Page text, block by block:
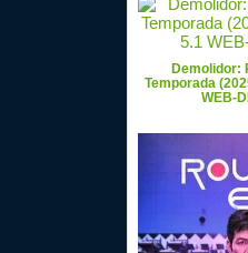
Demolidor:
Temporada
WEB-